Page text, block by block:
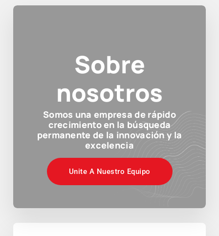
Sobre
nosotros
Somos una empresa de rápido
crecimiento en la búsqueda
permanente de la innovación y la
excelencia
Unite A Nuestro Equipo